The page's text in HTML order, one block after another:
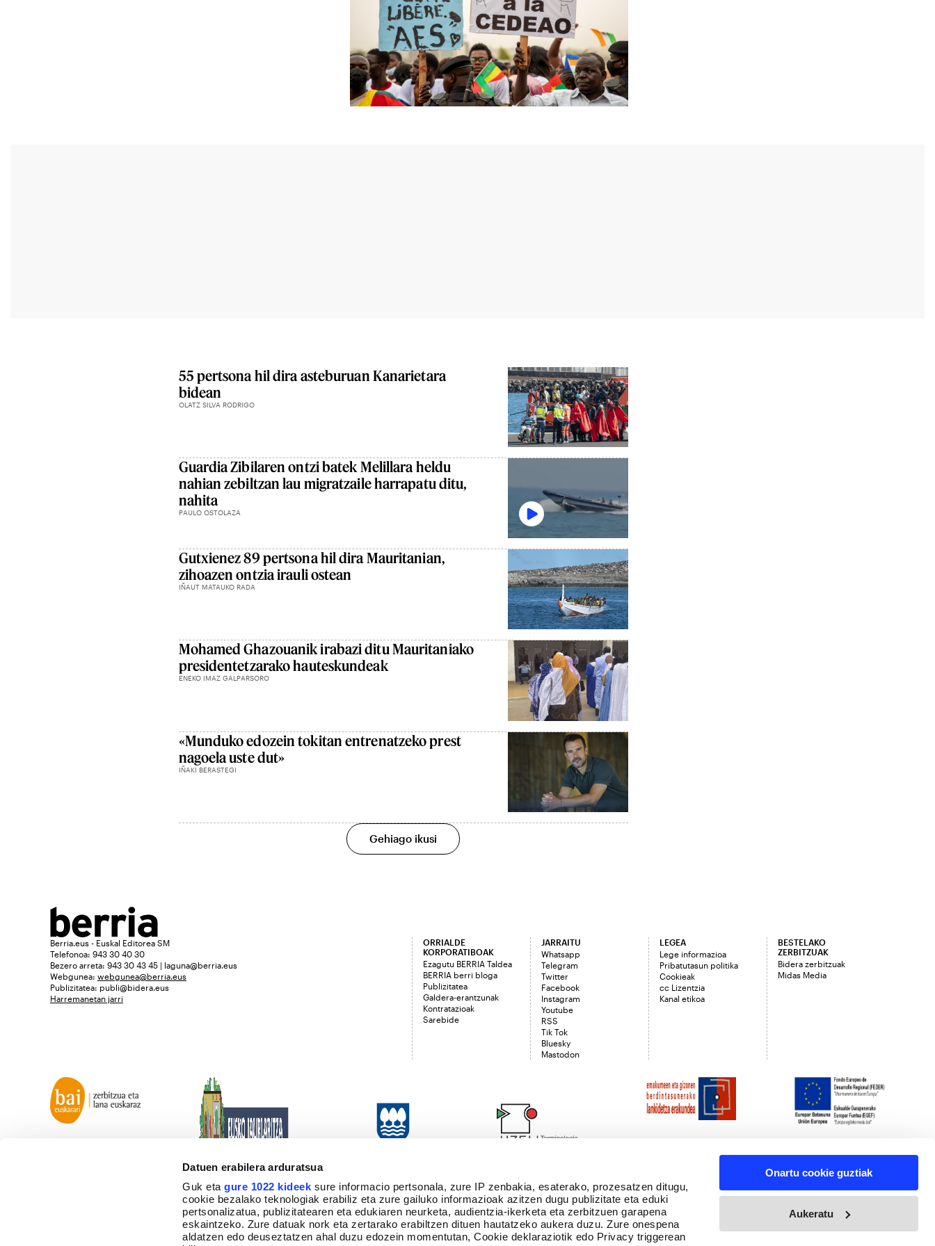
Datuen erabilera arduratsua
Guk etagure 1022 kideek sure informacio pertsonala, zure IP zenbakia, esaterako, prozesatzen ditugu,
cookie bezalako teknologiak erabiliz eta zure gailuko informazioak azitzen dugu publizitate eta eduki
pertsonalizatua, publizitatearen eta edukiaren neurketa, audientzia-ikerketa eta zerbitzuen garapena
eskaintzeko. Zure datuak nork eta zertarako erabiltzen dituen hautatzeko aukera duzu. Zure onespena
aldatzen edo deuseztatzen ahal duzu edozein momentutan, Cookie deklaraziotik edo Privacy triggerean
Onartu cookie guztiak
Aukeratu
55 pertsona hil dira asteburuan Kanarietara
bidean
OLATZ SILVA RODRIGO
Guardia Zibilaren ontzi batek Melillara heldu
nahian zebiltzan lau migratzaile harrapatu ditu,
nahita
PAULO OSTOLAZA
Gutxienez 89 pertsona hil dira Mauritanian,
zihoazen ontzia irauli ostean
IÑAUT MATAUKO RADA
Mohamed Ghazouanik irabazi ditu Mauritaniako
presidentetzarako hauteskundeak
ENEKO IMAZ GALPARSORO
«Munduko edozein tokitan entrenatzeko prest
nagoela uste dut»
IÑAKI BERASTEGI
Gehiago ikusi
Berria.eus - Euskal Editorea SM
Telefonoa: 943 30 40 30
Bezero arreta: 943 30 43 45 | laguna@berria.eus
Webgunea: webgunea@berria.eus
Publizitatea: publi@bidera.eus
Harremanetan jarri
ORRIALDE
KORPORATIBOAK
Ezagutu BERRIA Taldea
BERRIA berri bloga
Publizitatea
Galdera-erantzunak
Kontratazioak
Sarebide
JARRAITU
Whatsapp
Telegram
Twitter
Facebook
Instagram
Youtube
RSS
Tik Tok
Bluesky
Mastodon
LEGEA
Lege informazioa
Pribatutasun politika
Cookieak
cc Lizentzia
Kanal etikoa
BESTELAKO
ZERBITZUAK
Bidera zerbitzuak
Midas Media